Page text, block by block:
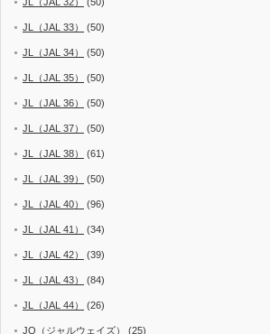
JL（JAL 33） (50)
JL（JAL 34） (50)
JL（JAL 35） (50)
JL（JAL 36） (50)
JL（JAL 37） (50)
JL（JAL 38） (61)
JL（JAL 39） (50)
JL（JAL 40） (96)
JL（JAL 41） (34)
JL（JAL 42） (39)
JL（JAL 43） (84)
JL（JAL 44） (26)
JO（ジャルウェイズ） (25)